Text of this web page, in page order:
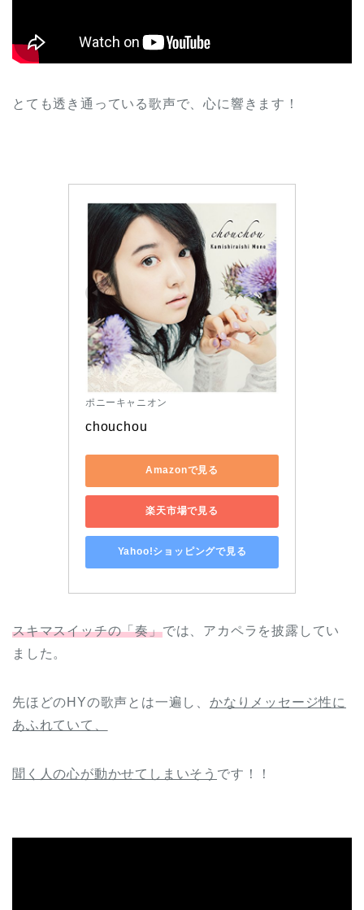
とても透き通っている歌声で、心に響きます！
ポニーキャニオン
chouchou
Amazonで見る
楽天市場で見る
Yahoo!ショッピングで見る
スキマスイッチの「奏」では、アカペラを披露してい
ました。
先ほどのHYの歌声とは一遍し、 かなりメッセージ性に
あふれていて、
聞く人の心が動かせてしまいそう です！！